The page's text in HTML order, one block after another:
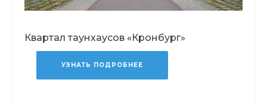
Квартал таунхаусов «Кронбург»
УЗНАТЬ ПОДРОБНЕЕ